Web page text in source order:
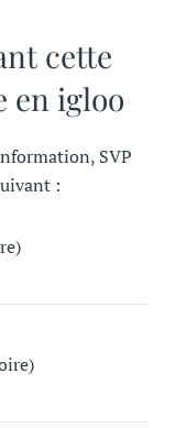
cette
en igloo
SVP
: